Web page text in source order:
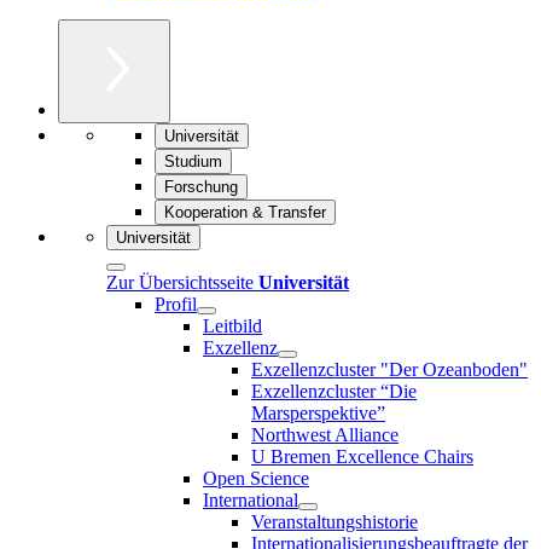
Universität
Studium
Forschung
Kooperation & Transfer
Universität
Zur Übersichtsseite Universität
Profil
Leitbild
Exzellenz
Exzellenzcluster "Der Ozeanboden"
Exzellenzcluster “Die
Marsperspektive”
Northwest Alliance
U Bremen Excellence Chairs
Open Science
International
Veranstaltungshistorie
Internationalisierungsbeauftragte der